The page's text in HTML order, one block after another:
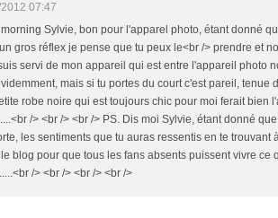
07:47
Sylvie, bon pour l'apparel photo, étant donné
gros réflex je pense que tu peux le<br /> prendre et
servi de mon appareil qui est entre l'appareil photo
mais si tu portes du court c'est pareil,
robe noire qui est toujours chic pour moi ferait bien
/> <br /> <br /> PS. Dis moi Sylvie, étant donné
les sentiments que tu auras ressentis en te
blog pour que tous les fans absents puissent vivre ce
/> <br /> <br /> <br />